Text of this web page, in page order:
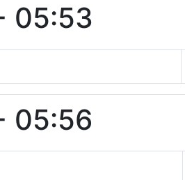
05:53
05:56